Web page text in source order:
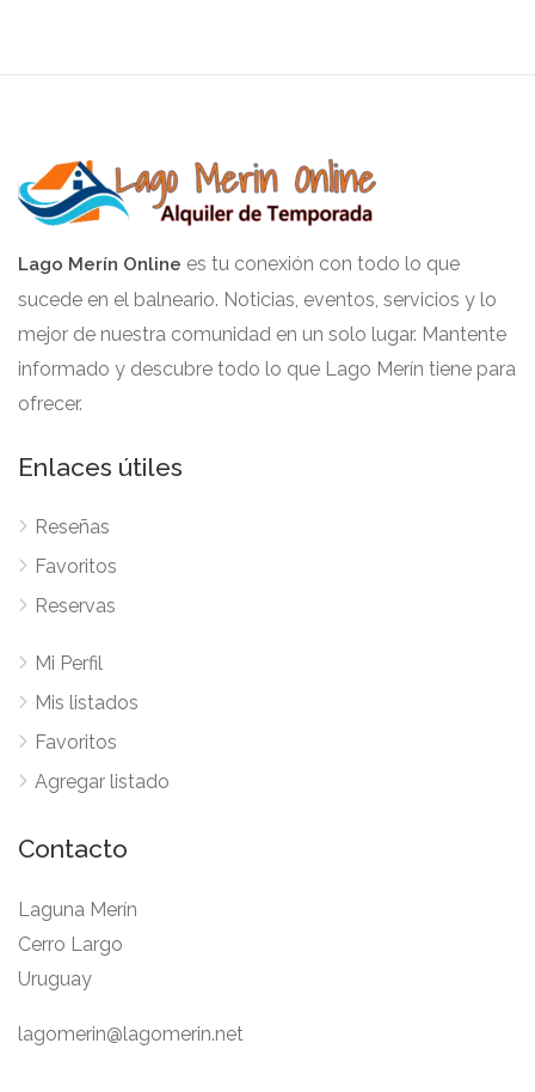
Lago Merín Online es tu conexión con todo lo que
sucede en el balneario. Noticias, eventos, servicios y lo
mejor de nuestra comunidad en un solo lugar. Mantente
informado y descubre todo lo que Lago Merín tiene para
ofrecer.
Enlaces útiles
Reseñas
Favoritos
Reservas
Mi Perfil
Mis listados
Favoritos
Agregar listado
Contacto
Laguna Merín
Cerro Largo
Uruguay
lagomerin@lagomerin.net